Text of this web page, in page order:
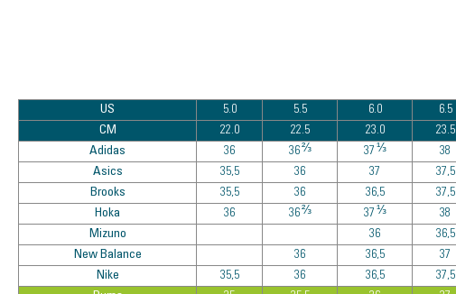
US 5.0 5.5 6.0 6.5
CM
22.0 22.5 23.0 23.5
Adidas
36 36⅔ 37 ⅓ 38
Asics
35,5 36 37 37,5
Brooks
35,5 36 36,5 37,5
Hoka
36 36⅔ 37 ⅓ 38
Mizuno 36 36,5
New Balance
36 36,5 37
Nike
35,5 36 36,5 37,5